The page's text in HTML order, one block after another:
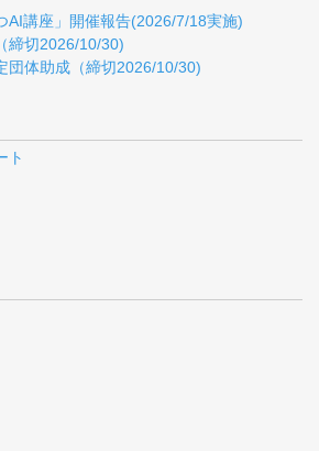
AI講座」開催報告(2026/7/18実施)
締切2026/10/30)
団体助成（締切2026/10/30)
ト